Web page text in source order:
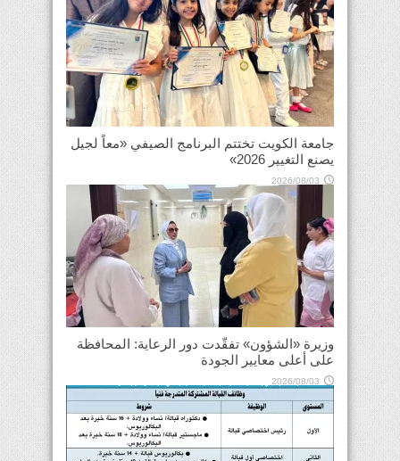
جامعة الكويت تختتم البرنامج الصيفي «معاً لجيل
يصنع التغيير 2026»
2026/08/03
وزيرة «الشؤون» تفقّدت دور الرعاية: المحافظة
على أعلى معايير الجودة
2026/08/03